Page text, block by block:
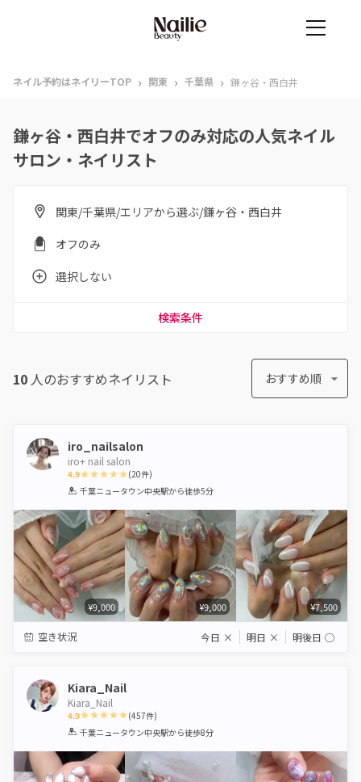
ネイル予約はネイリーTOP › 関東 › 千葉県 › 鎌ヶ谷・西白井
鎌ヶ谷・西白井でオフのみ対応の人気ネイル
サロン・ネイリスト
関東/千葉県/エリアから選ぶ/鎌ヶ谷・西白井
オフのみ
選択しない
検索条件
10 人のおすすめネイリスト おすすめ順
iro_nailsalon
iro+ nail salon
4.9
1 2 3 4 5
(20件)
千葉ニュータウン中央駅から徒歩5分
¥9,000 ¥9,000 ¥7,500
空き状況 今日 × 明日 × 明後日 ◯
Kiara_Nail
Kiara_Nail
4.9
1 2 3 4 5
(457件)
千葉ニュータウン中央駅から徒歩8分